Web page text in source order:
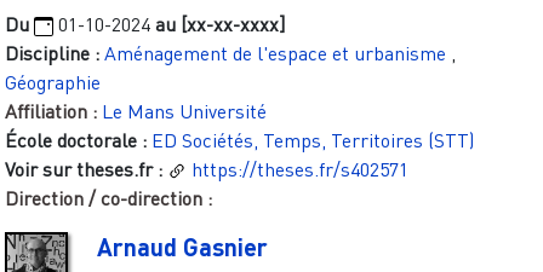
Du 01-10-2024 au [xx-xx-xxxx]
Discipline : Aménagement de l'espace et urbanisme ,
Géographie
Affiliation : Le Mans Université
École doctorale : ED Sociétés, Temps, Territoires (STT)
Voir sur theses.fr :
https://theses.fr/s402571
Direction / co-direction :
Arnaud Gasnier